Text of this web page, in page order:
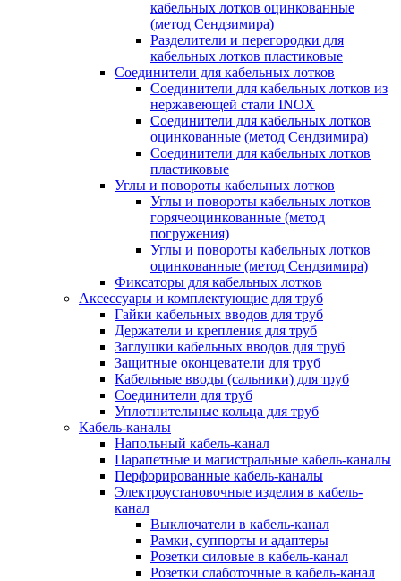
кабельных лотков оцинкованные
(метод Сендзимира)
Разделители и перегородки для
кабельных лотков пластиковые
Соединители для кабельных лотков
Соединители для кабельных лотков из
нержавеющей стали INOX
Соединители для кабельных лотков
оцинкованные (метод Сендзимира)
Соединители для кабельных лотков
пластиковые
Углы и повороты кабельных лотков
Углы и повороты кабельных лотков
горячеоцинкованные (метод
погружения)
Углы и повороты кабельных лотков
оцинкованные (метод Сендзимира)
Фиксаторы для кабельных лотков
Аксессуары и комплектующие для труб
Гайки кабельных вводов для труб
Держатели и крепления для труб
Заглушки кабельных вводов для труб
Защитные оконцеватели для труб
Кабельные вводы (сальники) для труб
Соединители для труб
Уплотнительные кольца для труб
Кабель-каналы
Напольный кабель-канал
Парапетные и магистральные кабель-каналы
Перфорированные кабель-каналы
Электроустановочные изделия в кабель-
канал
Выключатели в кабель-канал
Рамки, суппорты и адаптеры
Розетки силовые в кабель-канал
Розетки слаботочные в кабель-канал